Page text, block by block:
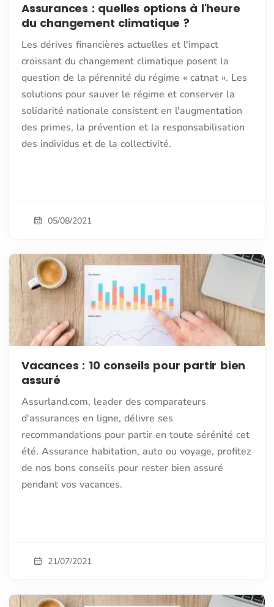
Assurances : quelles options à l'heure
du changement climatique ?
Les dérives financières actuelles et l'impact
croissant du changement climatique posent la
question de la pérennité du régime « catnat ». Les
solutions pour sauver le régime et conserver la
solidarité nationale consistent en l'augmentation
des primes, la prévention et la responsabilisation
des individus et de la collectivité.
05/08/2021
Vacances : 10 conseils pour partir bien
assuré
Assurland.com, leader des comparateurs
d'assurances en ligne, délivre ses
recommandations pour partir en toute sérénité cet
été. Assurance habitation, auto ou voyage, profitez
de nos bons conseils pour rester bien assuré
pendant vos vacances.
21/07/2021